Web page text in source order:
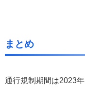
まとめ
通行規制期間は2023